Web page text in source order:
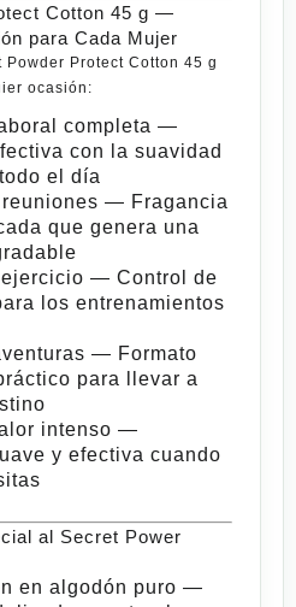
Cotton 45 g —
para Cada Mujer
Powder Protect Cotton 45 g
ocasión:
completa —
con la suavidad
el día
— Fragancia
que genera una
— Control de
los entrenamientos
— Formato
para llevar a
intenso —
y efectiva cuando
al Secret Power
en algodón puro —